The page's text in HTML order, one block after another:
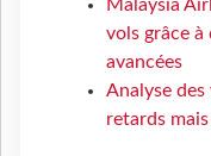
Malaysia
vols grâce à
avancées
Analyse des
retards